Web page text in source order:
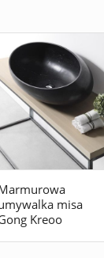
misa
Kreoo